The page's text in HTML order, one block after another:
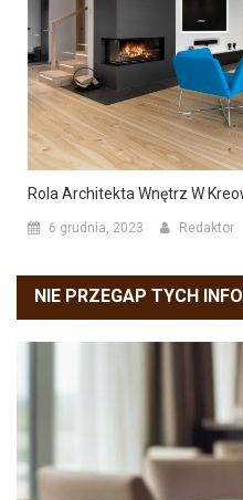
Rola Architekta Wnętrz W
6 grudnia, 2023 Redaktor
NIE PRZEGAP TYCH